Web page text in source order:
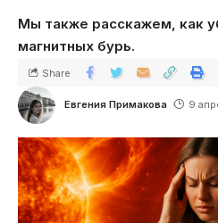
Мы также расскажем, как
магнитных бурь.
Евгения Примакова 9
Share